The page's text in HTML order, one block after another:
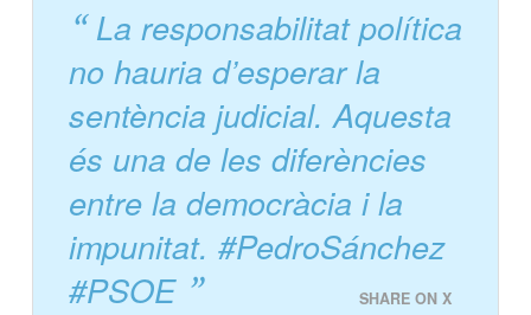
La responsabilitat política
no hauria d’esperar la
sentència judicial. Aquesta
és una de les diferències
entre la democràcia i la
impunitat. #PedroSánchez
#PSOE
SHARE ON X